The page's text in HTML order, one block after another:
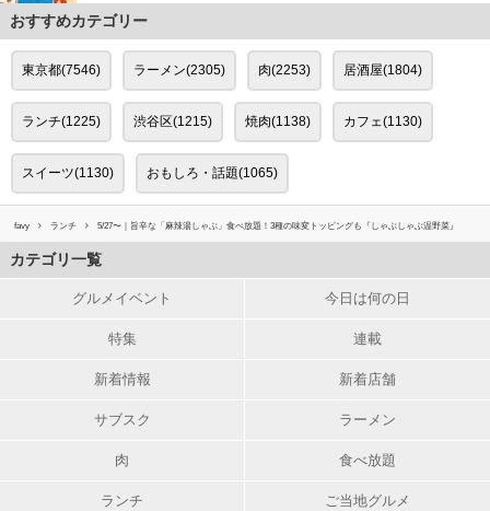
おすすめカテゴリー
東京都(7546) ラーメン(2305) 肉(2253) 居酒屋(1804)
ランチ(1225) 渋谷区(1215) 焼肉(1138) カフェ(1130)
スイーツ(1130) おもしろ・話題(1065)
favy ランチ 5/27〜｜旨辛な「麻辣湯しゃぶ」食べ放題！3種の味変トッピングも『しゃぶしゃぶ温野菜』
カテゴリ一覧
グルメイベント 今日は何の日
特集 連載
新着情報 新着店舗
サブスク ラーメン
肉 食べ放題
ランチ ご当地グルメ